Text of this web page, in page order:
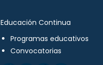
Educación Continua
Programas educativos
Convocatorias